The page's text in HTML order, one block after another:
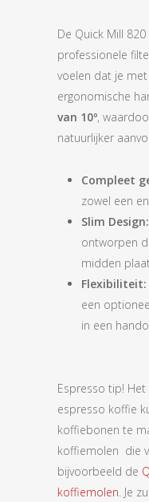
De Quick Mill
professionele
voelen dat je
ergonomische
van 10º,
natuurlijker
Compleet
zowel een
Slim Design:
ontworpen
midden
Flexibiliteit:
een
in een
Espresso tip!
espresso koffie
koffiebonen te
koffiemolen die
bijvoorbeeld de
koffiemolen. Je